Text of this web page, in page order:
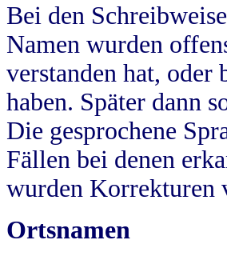
Bei den
Namen wurden
verstanden hat, oder
haben. Später dann
Die gesprochene
Fällen bei denen
wurden Korrekturen
Ortsnamen